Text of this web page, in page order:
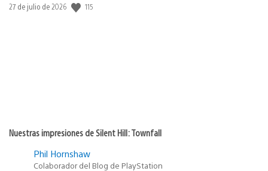
Fecha
27 de julio de 2026 115
Nuestras impresiones de Silent Hill: Townfall
Phil Hornshaw
Colaborador del Blog de PlayStation